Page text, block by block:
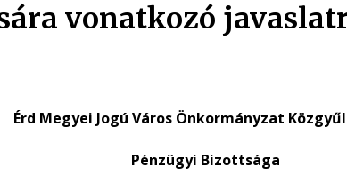
vonatkozó
Érd Megyei Jogú Város Önkormányzat
Pénzügyi Bizottsága